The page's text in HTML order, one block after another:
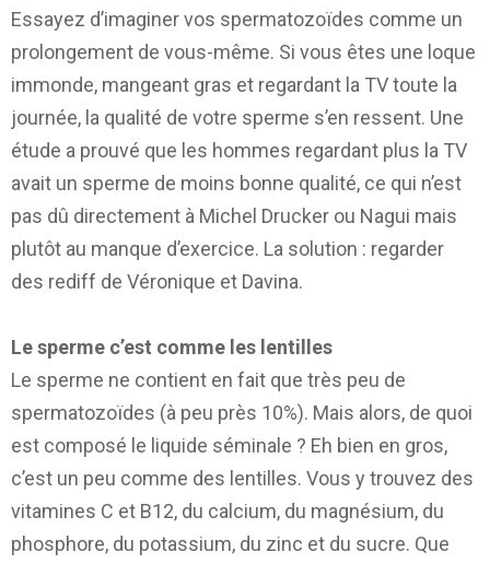
Essayez d’imaginer vos spermatozoïdes comme un
prolongement de vous-même. Si vous êtes une loque
immonde, mangeant gras et regardant la TV toute la
journée, la qualité de votre sperme s’en ressent. Une
étude a prouvé que les hommes regardant plus la TV
avait un sperme de moins bonne qualité, ce qui n’est
pas dû directement à Michel Drucker ou Nagui mais
plutôt au manque d’exercice. La solution : regarder
des rediff de Véronique et Davina.
Le sperme c’est comme les lentilles
Le sperme ne contient en fait que très peu de
spermatozoïdes (à peu près 10%). Mais alors, de quoi
est composé le liquide séminale ? Eh bien en gros,
c’est un peu comme des lentilles. Vous y trouvez des
vitamines C et B12, du calcium, du magnésium, du
phosphore, du potassium, du zinc et du sucre. Que